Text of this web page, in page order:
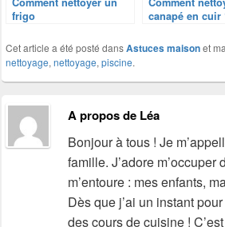
frigo
canapé en cuir
Cet article a été posté dansAstuces maisonet
nettoyage, nettoyage, piscine.
A propos de Léa
Bonjour à tous ! Je
famille. J’adore m’occuper
m’entoure : mes enfants,
Dès que j’ai un instant
des cours de cuisine !